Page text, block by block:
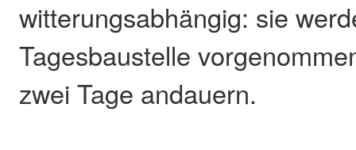
witterungsabhängig: sie
Tagesbaustelle
zwei Tage andauern.